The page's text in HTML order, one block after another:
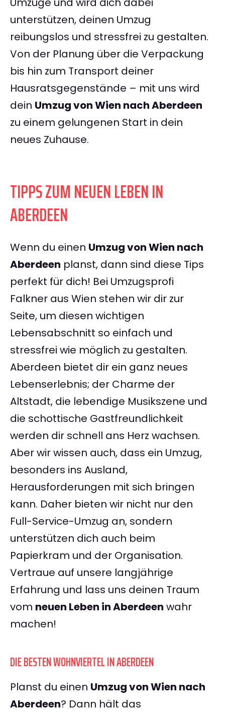
unterstützen, deinen Umzug
reibungslos und stressfrei zu gestalten.
Von der Planung über die Verpackung
bis hin zum Transport deiner
Hausratsgegenstände – mit uns wird
dein Umzug von Wien nach Aberdeen
zu einem gelungenen Start in dein
neues Zuhause.
TIPPS ZUM NEUEN LEBEN IN
ABERDEEN
Wenn du einen Umzug von Wien nach
Aberdeen planst, dann sind diese Tips
perfekt für dich! Bei Umzugsprofi
Falkner aus Wien stehen wir dir zur
Seite, um diesen wichtigen
Lebensabschnitt so einfach und
stressfrei wie möglich zu gestalten.
Aberdeen bietet dir ein ganz neues
Lebenserlebnis; der Charme der
Altstadt, die lebendige Musikszene und
die schottische Gastfreundlichkeit
werden dir schnell ans Herz wachsen.
Aber wir wissen auch, dass ein Umzug,
besonders ins Ausland,
Herausforderungen mit sich bringen
kann. Daher bieten wir nicht nur den
Full-Service-Umzug an, sondern
unterstützen dich auch beim
Papierkram und der Organisation.
Vertraue auf unsere langjährige
Erfahrung und lass uns deinen Traum
vom neuen Leben in Aberdeen wahr
machen!
DIE BESTEN WOHNVIERTEL IN ABERDEEN
Planst du einen Umzug von Wien nach
Aberdeen? Dann hält das